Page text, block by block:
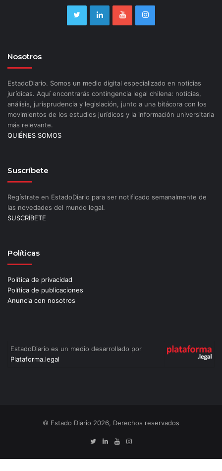
Nosotros
EstadoDiario. Somos un medio digital especializado en noticias
jurídicas. Aquí encontrarás contingencia legal chilena: noticias,
análisis, jurisprudencia y legislación, junto a una bitácora con los
movimientos de los estudios jurídicos y la información universitaria
más relevante.
QUIÉNES SOMOS
Suscríbete
Regístrate en EstadoDiario para ser notificado semanalmente de
las novedades del mundo legal.
SUSCRÍBETE
Políticas
Política de privacidad
Política de publicaciones
Anuncia con nosotros
EstadoDiario es un medio desarrollado por
Plataforma.legal
© Estado Diario 2026, Derechos reservados